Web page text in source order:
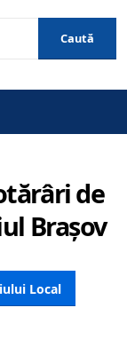
Caută
de
Brașov
Local